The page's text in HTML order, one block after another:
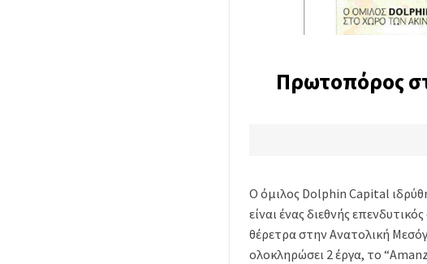
Πρωτοπόρος
O όμιλος Dolphin Capital
είναι ένας διεθνής
θέρετρα στην Ανατολική
ολοκληρώσει 2 έργα, το